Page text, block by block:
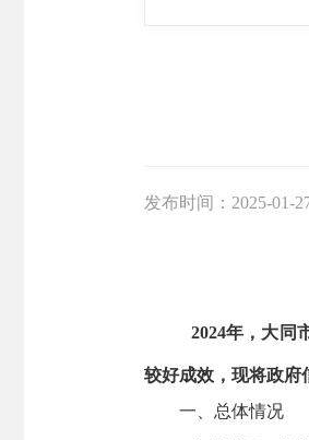
发布时间： 2025-01-
2024年，大同
较好成效，现将政府
一、总体情况